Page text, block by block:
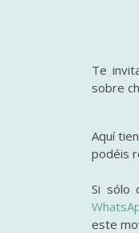
Te
sobre
Aquí
podéis
Si sólo
este